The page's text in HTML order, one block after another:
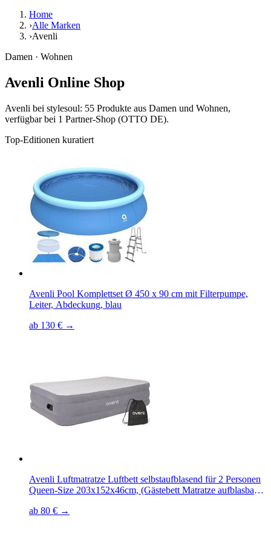
Home
›Alle Marken
›Avenli
Damen · Wohnen
Avenli Online Shop
Avenli bei stylesoul: 55 Produkte aus Damen und Wohnen,
verfügbar bei 1 Partner-Shop (OTTO DE).
Top-Editionen kuratiert
Avenli Pool Komplettset Ø 450 x 90 cm mit Filterpumpe,
Leiter, Abdeckung, blau
ab 130 € →
Avenli Luftmatratze Luftbett selbstaufblasend für 2 Personen
Queen-Size 203x152x46cm, (Gästebett Matratze aufblasbar
Tragetasche), elektrisch mit weicher beflockter Oberfläche
ab 80 € →